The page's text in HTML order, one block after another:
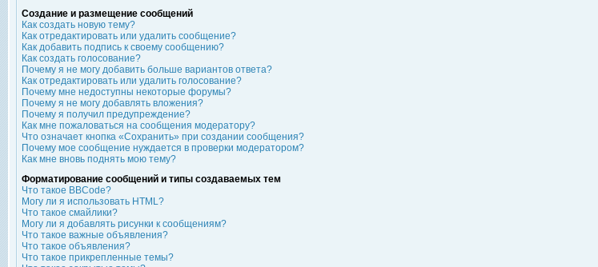
Создание и размещение сообщений
Как создать новую тему?
Как отредактировать или удалить сообщение?
Как добавить подпись к своему сообщению?
Как создать голосование?
Почему я не могу добавить больше вариантов ответа?
Как отредактировать или удалить голосование?
Почему мне недоступны некоторые форумы?
Почему я не могу добавлять вложения?
Почему я получил предупреждение?
Как мне пожаловаться на сообщения модератору?
Что означает кнопка «Сохранить» при создании сообщения?
Почему мое сообщение нуждается в проверки модератором?
Как мне вновь поднять мою тему?
Форматирование сообщений и типы создаваемых тем
Что такое BBCode?
Могу ли я использовать HTML?
Что такое смайлики?
Могу ли я добавлять рисунки к сообщениям?
Что такое важные объявления?
Что такое объявления?
Что такое прикрепленные темы?